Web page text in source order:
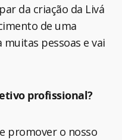
da criação da Livá
de uma
pessoas e vai
profissional?
promover o nosso